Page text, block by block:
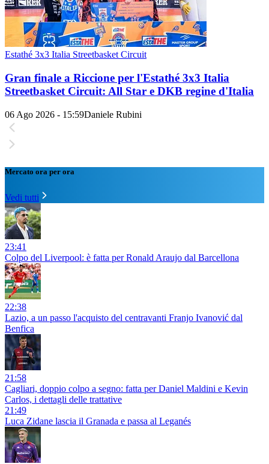
Estathé 3x3 Italia Streetbasket Circuit
Gran finale a Riccione per l'Estathé 3x3 Italia
Streetbasket Circuit: All Star e DKB regine d'Italia
06 Ago 2026 - 15:59Daniele Rubini
Mercato ora per ora
Vedi tutti
23:41
Colpo del Liverpool: è fatta per Ronald Araujo dal Barcellona
22:38
Lazio, a un passo l'acquisto del centravanti Franjo Ivanović dal
Benfica
21:58
Cagliari, doppio colpo a segno: fatta per Daniel Maldini e Kevin
Carlos, i dettagli delle trattative
21:49
Luca Zidane lascia il Granada e passa al Leganés